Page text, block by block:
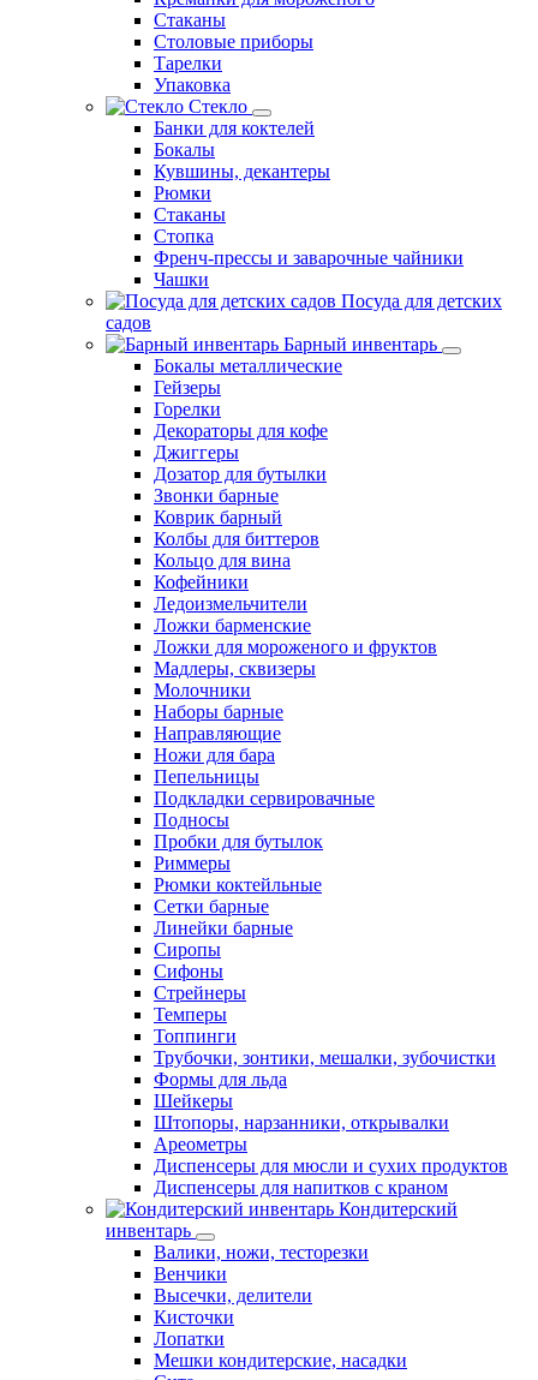
Стаканы
Столовые приборы
Тарелки
Упаковка
Стекло
Банки для коктелей
Бокалы
Кувшины, декантеры
Рюмки
Стаканы
Стопка
Френч-прессы и заварочные чайники
Чашки
Посуда для детских
садов
Барный инвентарь
Бокалы металлические
Гейзеры
Горелки
Декораторы для кофе
Джиггеры
Дозатор для бутылки
Звонки барные
Коврик барный
Колбы для биттеров
Кольцо для вина
Кофейники
Ледоизмельчители
Ложки барменские
Ложки для мороженого и фруктов
Мадлеры, сквизеры
Молочники
Наборы барные
Направляющие
Ножи для бара
Пепельницы
Подкладки сервировачные
Подносы
Пробки для бутылок
Риммеры
Рюмки коктейльные
Сетки барные
Линейки барные
Сиропы
Сифоны
Стрейнеры
Темперы
Топпинги
Трубочки, зонтики, мешалки, зубочистки
Формы для льда
Шейкеры
Штопоры, нарзанники, открывалки
Ареометры
Диспенсеры для мюсли и сухих продуктов
Диспенсеры для напитков с краном
Кондитерский
инвентарь
Валики, ножи, тесторезки
Венчики
Высечки, делители
Кисточки
Лопатки
Мешки кондитерские, насадки